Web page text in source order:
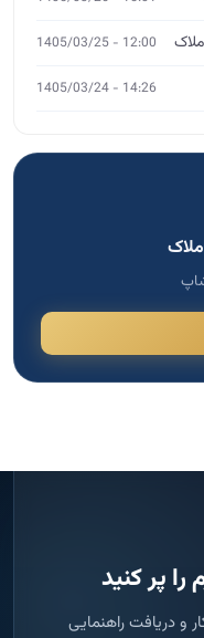
12:00 - 1405/03/25
14:26 - 1405/03/24
را پر کنید
و دریافت راهنمایی